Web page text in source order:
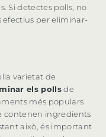
Si detectes polls, no
per eliminar-
varietat de
els pollsde
més populars
contenen ingredients
això, és important